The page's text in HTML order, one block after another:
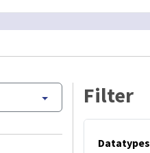
Filter
Datatypes